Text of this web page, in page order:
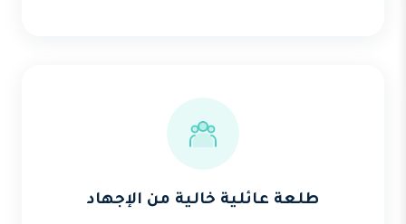
طلعة عائلية خالية من الإجهاد